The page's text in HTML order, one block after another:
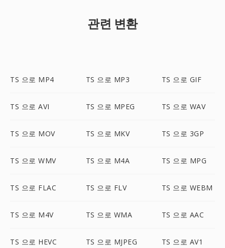
관련 변환
TS 으로 MP4 TS 으로 MP3 TS 으로 GIF
TS 으로 AVI TS 으로 MPEG TS 으로 WAV
TS 으로 MOV TS 으로 MKV TS 으로 3GP
TS 으로 WMV TS 으로 M4A TS 으로 MPG
TS 으로 FLAC TS 으로 FLV TS 으로 WEBM
TS 으로 M4V TS 으로 WMA TS 으로 AAC
TS 으로 HEVC TS 으로 MJPEG TS 으로 AV1